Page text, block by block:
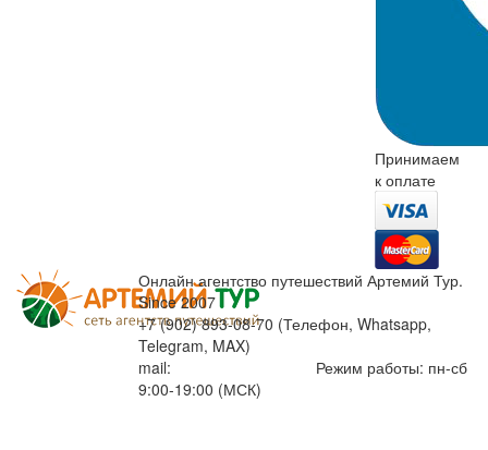
Принимаем
к оплате
Онлайн агентство путешествий Артемий Тур.
Since 2007
+7 (902) 893-08-70 (Телефон, Whatsapp,
Telegram, MAX)
mail:
Режим работы: пн-сб
9:00-19:00 (МСК)